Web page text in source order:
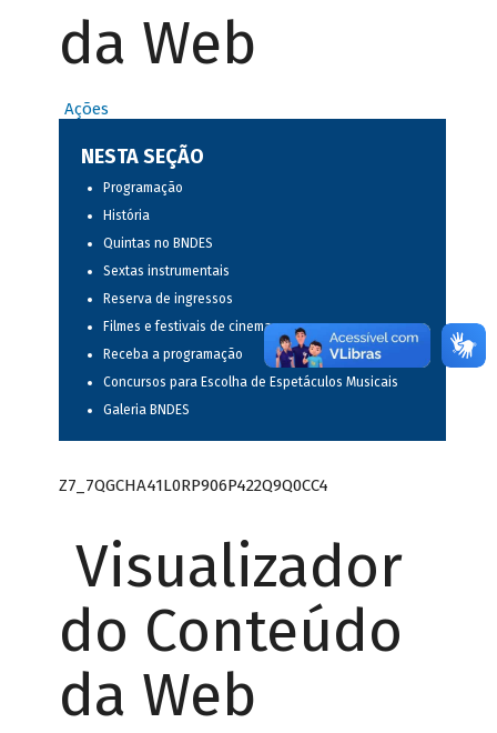
da Web
Ações
NESTA SEÇÃO
Programação
História
Quintas no BNDES
Sextas instrumentais
Reserva de ingressos
Filmes e festivais de cinema
Receba a programação
Concursos para Escolha de Espetáculos Musicais
Galeria BNDES
Z7_7QGCHA41L0RP906P422Q9Q0CC4
Visualizador
do Conteúdo
da Web